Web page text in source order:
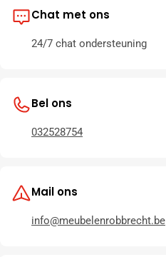
Chat met ons
24/7 chat ondersteuning
Bel ons
032528754
Mail ons
info@meubelenrobbrecht.be